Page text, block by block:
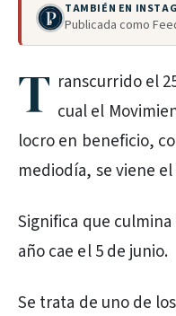
TAMBIÉN EN
Publicada como
T ranscurrido el
cual el
locro en beneficio,
mediodía, se viene
Significa que
año cae el 5 de junio.
Se trata de uno de